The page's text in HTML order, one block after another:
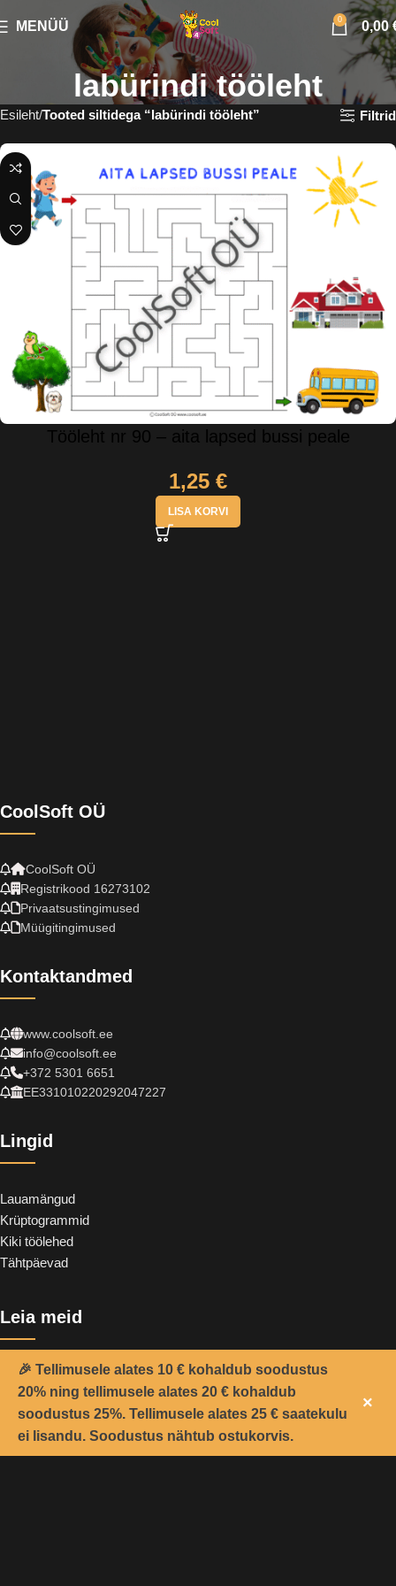
MENÜÜ 0 0,00
labürindi tööleht
Esileht Tooted siltidega “labürindi tööleht” Filtrid
Tööleht nr 90 – aita lapsed bussi peale
1,25 €
LISA KORVI
CoolSoft OÜ
CoolSoft OÜ
Registrikood 16273102
Privaatsustingimused
Müügitingimused
Kontaktandmed
www.coolsoft.ee
info@coolsoft.ee
+372 5301 6651
EE331010220292047227
Lingid
Lauamängud
Krüptogrammid
Kiki töölehed
Tähtpäevad
Leia meid
🎉 Tellimusele alates 10 € kohaldub soodustus
20% ning tellimusele alates 20 € kohaldub
soodustus 25%. Tellimusele alates 25 € saatekulu
ei lisandu. Soodustus nähtub ostukorvis.
×
Pood nimekiri
0
Ostukorv
Minu konto